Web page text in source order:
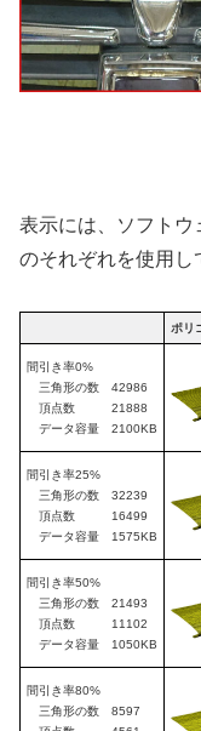
表示には、ソフトウ
のそれぞれを使用し
ポリ
間引き率0%
三角形の数 42986
頂点数 21888
データ容量 2100KB
間引き率25%
三角形の数 32239
頂点数 16499
データ容量 1575KB
間引き率50%
三角形の数 21493
頂点数 11102
データ容量 1050KB
間引き率80%
三角形の数 8597